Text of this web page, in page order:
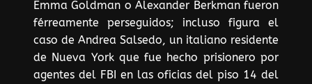
Emma Goldman o Alexander Berkman fueron
férreamente perseguidos; incluso figura el
caso de Andrea Salsedo, un italiano residente
de Nueva York que fue hecho prisionero por
agentes del FBI en las oficias del piso 14 del